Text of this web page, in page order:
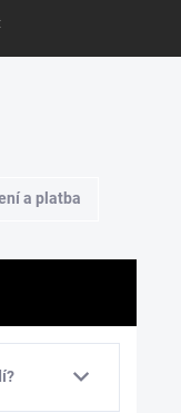
a platba